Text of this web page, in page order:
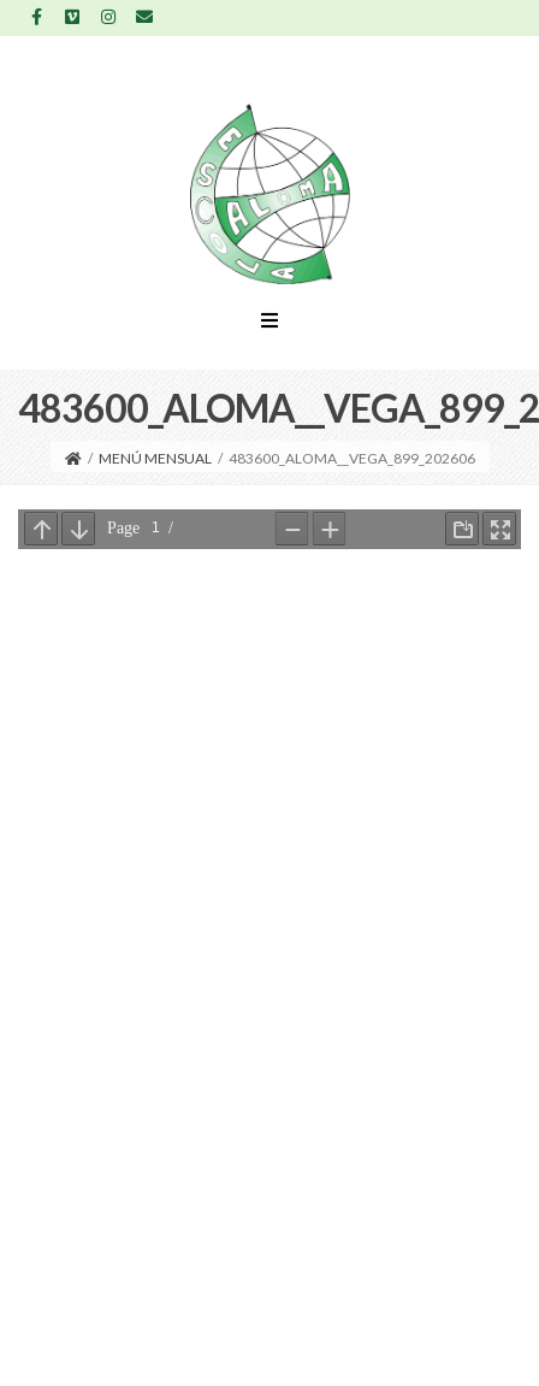
/ MENÚ MENSUAL / 483600_ALOMA__VEGA_899_202606